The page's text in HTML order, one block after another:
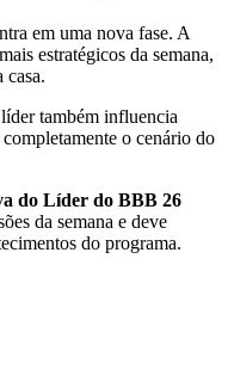
em uma nova fase. A
estratégicos da semana,
casa.
também influencia
o cenário do
do Líder do BBB 26
da semana e deve
do programa.